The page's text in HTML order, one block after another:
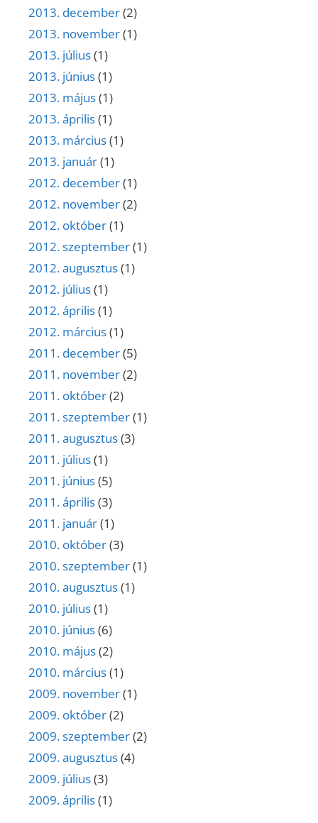
2013. december(2)
2013. november(1)
2013. július(1)
2013. június(1)
2013. május(1)
2013. április(1)
2013. március(1)
2013. január(1)
2012. december(1)
2012. november(2)
2012. október(1)
2012. szeptember(1)
2012. augusztus(1)
2012. július(1)
2012. április(1)
2012. március(1)
2011. december(5)
2011. november(2)
2011. október(2)
2011. szeptember(1)
2011. augusztus(3)
2011. július(1)
2011. június(5)
2011. április(3)
2011. január(1)
2010. október(3)
2010. szeptember(1)
2010. augusztus(1)
2010. július(1)
2010. június(6)
2010. május(2)
2010. március(1)
2009. november(1)
2009. október(2)
2009. szeptember(2)
2009. augusztus(4)
2009. július(3)
2009. április(1)